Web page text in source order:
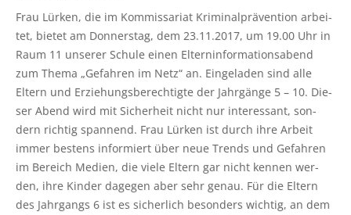
Frau Lür­ken, die im Kom­mis­sa­ri­at Kri­mi­nal­prä­ven­ti­on arbei­
tet, bie­tet am Don­ners­tag, dem 23.11.2017, um 19.00 Uhr in
Raum 11 unse­rer Schu­le einen Eltern­in­for­ma­ti­ons­abend
zum The­ma „Gefah­ren im Netz“ an. Ein­ge­la­den sind alle
Eltern und Erzie­hungs­be­rech­tig­te der Jahr­gän­ge 5 – 10. Die­
ser Abend wird mit Sicher­heit nicht nur inter­es­sant, son­
dern rich­tig span­nend. Frau Lür­ken ist durch ihre Arbeit
immer bes­tens infor­miert über neue Trends und Gefah­ren
im Bereich Medi­en, die vie­le Eltern gar nicht ken­nen wer­
den, ihre Kin­der dage­gen aber sehr genau. Für die Eltern
des Jahr­gangs 6 ist es sicher­lich beson­ders wich­tig, an dem